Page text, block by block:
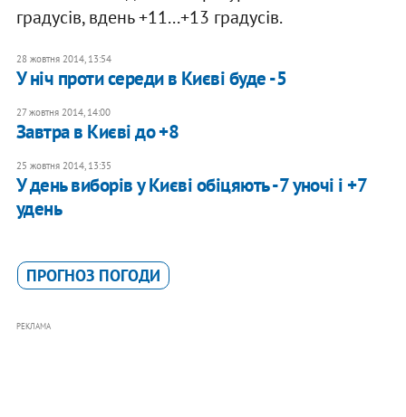
градусів, вдень +11...+13 градусів.
28 жовтня 2014, 13:54
У ніч проти середи в Києві буде -5
27 жовтня 2014, 14:00
Завтра в Києві до +8
25 жовтня 2014, 13:35
У день виборів у Києві обіцяють -7 уночі і +7
удень
ПРОГНОЗ ПОГОДИ
РЕКЛАМА